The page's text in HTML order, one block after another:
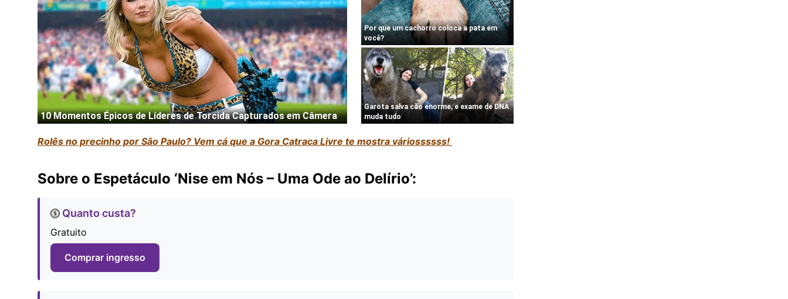
Rolês no precinho por São Paulo? Vem cá que a Gora Catraca Livre te mostra váriossssss!
Sobre o Espetáculo ‘Nise em Nós – Uma Ode ao Delírio’:
Quanto custa?
Gratuito
Comprar ingresso